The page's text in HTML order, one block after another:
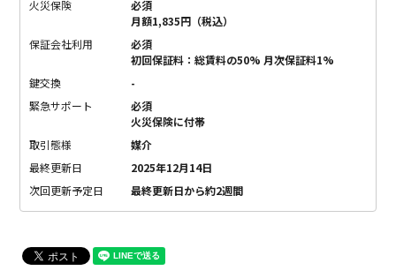
火災保険
必須
月額1,835円（税込）
保証会社利用
必須
初回保証料：総賃料の50% 月次保証料1%
鍵交換
-
緊急サポート
必須
火災保険に付帯
取引態様
媒介
最終更新日
2025年12月14日
次回更新予定日
最終更新日から約2週間